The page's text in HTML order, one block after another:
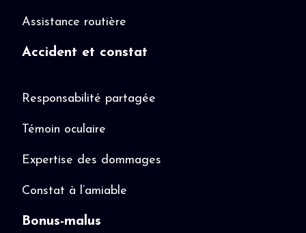
Assistance routière
Accident et constat
Responsabilité partagée
Témoin oculaire
Expertise des dommages
Constat à l’amiable
Bonus-malus